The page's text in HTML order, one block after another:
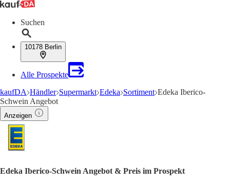
Suchen
10178 Berlin
Alle Prospekte
kaufDA Händler Supermarkt Edeka Sortiment Edeka Iberico-
Schwein Angebot
Anzeigen
Edeka Iberico-Schwein Angebot & Preis im Prospekt